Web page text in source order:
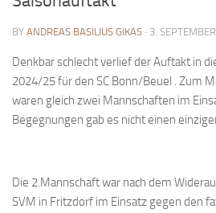
Vereinspokalturnier
Vereinsschnellschachmeisterschaft
Blitzturnierserie
Schnellturnierserie
Bayernpokal
Mannschaften
BY ANDREAS BASILIUS GIKAS · 3.
Denkbar schlecht verlief der Auftakt in
2024/25 für den SC Bonn/Beuel . Zum
waren gleich zwei Mannschaften im
Begegnungen gab es nicht einen
Die 2.Mannschaft war nach dem
SVM in Fritzdorf im Einsatz gegen den